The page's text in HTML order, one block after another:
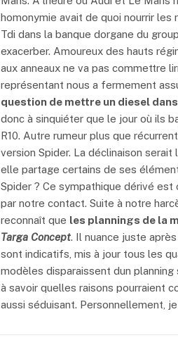
homonymie avait de quoi nourrir les
Tdi dans la banque dorgane du
exacerber. Amoureux des hauts
aux anneaux ne va pas commettre
représentant nous a fermement
question de mettre un diesel
donc à sinquiéter que le jour où ils
R10. Autre rumeur plus que
version Spider. La déclinaison serait
elle partage certains de ses
Spider ? Ce sympathique dérivé
par notre contact. Suite à notre
reconnaît que les plannings de la
Targa Concept. Il nuance juste
sont indicatifs, mis à jour tous les
modèles disparaissent dun planning
à savoir quelles raisons pourraient
aussi séduisant. Personnellement,